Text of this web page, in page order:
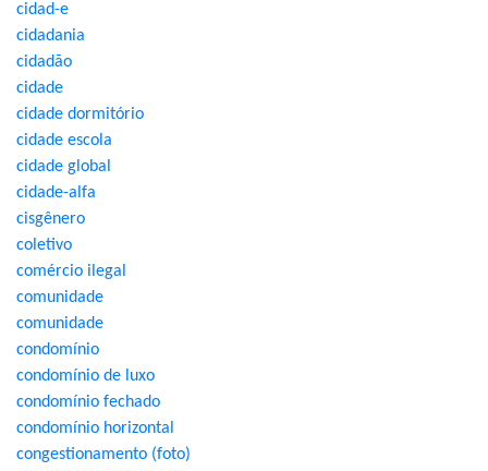
cidad-e
cidadania
cidadão
cidade
cidade dormitório
cidade escola
cidade global
cidade-alfa
cisgênero
coletivo
comércio ilegal
comunidade
comunidade
condomínio
condomínio de luxo
condomínio fechado
condomínio horizontal
congestionamento (foto)